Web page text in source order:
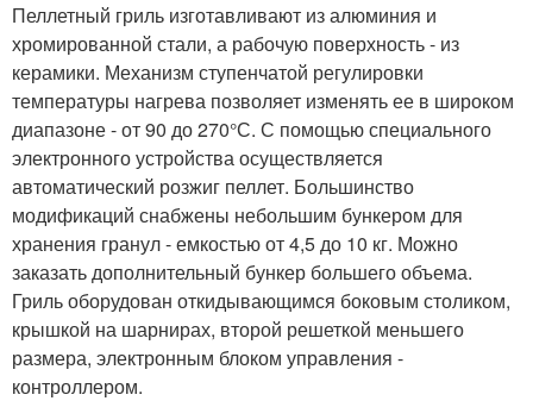
Пеллетный гриль изготавливают из алюминия и
хромированной стали, а рабочую поверхность - из
керамики. Механизм ступенчатой регулировки
температуры нагрева позволяет изменять ее в широком
диапазоне - от 90 до 270°С. С помощью специального
электронного устройства осуществляется
автоматический розжиг пеллет. Большинство
модификаций снабжены небольшим бункером для
хранения гранул - емкостью от 4,5 до 10 кг. Можно
заказать дополнительный бункер большего объема.
Гриль оборудован откидывающимся боковым столиком,
крышкой на шарнирах, второй решеткой меньшего
размера, электронным блоком управления -
контроллером.